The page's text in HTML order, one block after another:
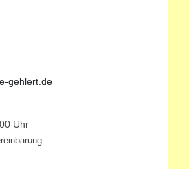
gehlert.de
Uhr